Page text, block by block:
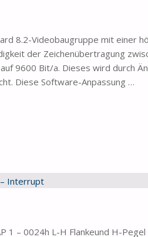
8.2-Videobaugruppe mit einer
der Zeichenübertragung
9600 Bit/a. Dieses wird durch
Diese Software-Anpassung …
– 0024h L-H Flankeund H-Pegel